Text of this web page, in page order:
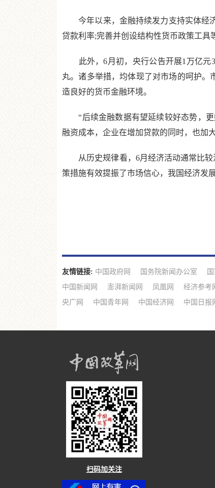
今年以来，金融持续发力支持实体经济
贷款利率;完善并创设结构性货币政策工具
此外，6月初，央行公告开展1万亿元3
丸。诸多举措，均体现了对市场的呵护
造良好的货币金融环境。
“后续金融数据有望延续较好态势，更
融资成本，企业在增加贷款的同时，也加
从历史规律看，6月经济活动通常比较
策措施有效提振了市场信心，我国经济发
友情链接: 中国政府网 国务院新闻办公室
中国新闻网
澎湃新闻网 凤凰网 经济参考
央广网
中国青年网 中国经济网 中国日报
扫码加关注